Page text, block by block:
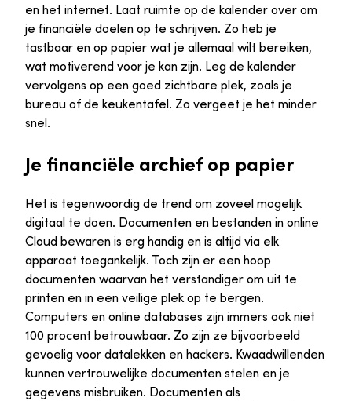
en het internet. Laat ruimte op de kalender over om
je financiële doelen op te schrijven. Zo heb je
tastbaar en op papier wat je allemaal wilt bereiken,
wat motiverend voor je kan zijn. Leg de kalender
vervolgens op een goed zichtbare plek, zoals je
bureau of de keukentafel. Zo vergeet je het minder
snel.
Je financiële archief op papier
Het is tegenwoordig de trend om zoveel mogelijk
digitaal te doen. Documenten en bestanden in online
Cloud bewaren is erg handig en is altijd via elk
apparaat toegankelijk. Toch zijn er een hoop
documenten waarvan het verstandiger om uit te
printen en in een veilige plek op te bergen.
Computers en online databases zijn immers ook niet
100 procent betrouwbaar. Zo zijn ze bijvoorbeeld
gevoelig voor datalekken en hackers. Kwaadwillenden
kunnen vertrouwelijke documenten stelen en je
gegevens misbruiken. Documenten als